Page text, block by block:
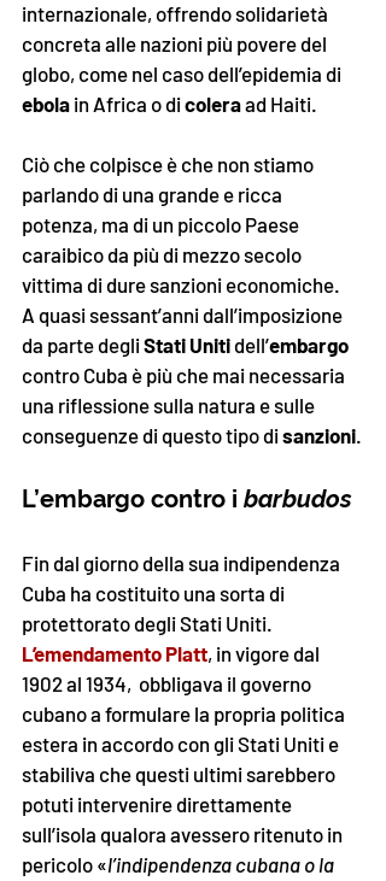
internazionale, offrendo solidarietà
concreta alle nazioni più povere del
globo, come nel caso dell’epidemia di
ebola in Africa o di colera ad Haiti.
Ciò che colpisce è che non stiamo
parlando di una grande e ricca
potenza, ma di un piccolo Paese
caraibico da più di mezzo secolo
vittima di dure sanzioni economiche.
A quasi sessant’anni dall’imposizione
da parte degli Stati Uniti dell’embargo
contro Cuba è più che mai necessaria
una riflessione sulla natura e sulle
conseguenze di questo tipo di sanzioni.
L’embargo contro i barbudos
Fin dal giorno della sua indipendenza
Cuba ha costituito una sorta di
protettorato degli Stati Uniti.
L’emendamento Platt, in vigore dal
1902 al 1934, obbligava il governo
cubano a formulare la propria politica
estera in accordo con gli Stati Uniti e
stabiliva che questi ultimi sarebbero
potuti intervenire direttamente
sull’isola qualora avessero ritenuto in
pericolo «l’indipendenza cubana o la